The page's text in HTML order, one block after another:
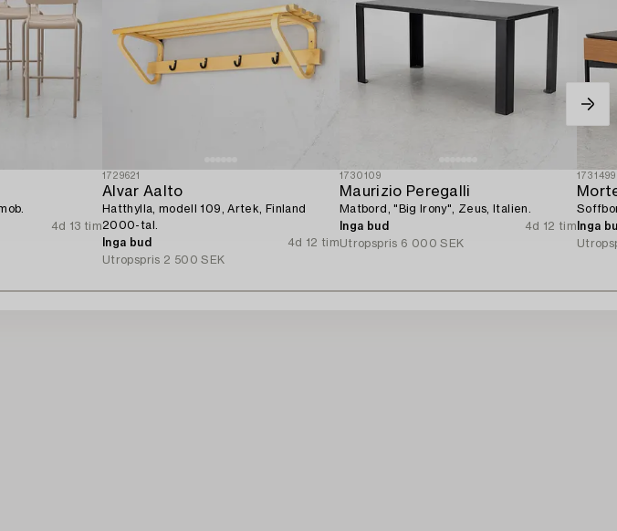
4d 13 tim
1729621
Alvar Aalto
Hatthylla, modell 109, Artek, Finland
2000-tal.
Inga bud
4d 12 tim
Utropspris 2 500 SEK
1730109
Maurizio Peregalli
Matbord, "Big Irony", Zeus, Italien.
Inga bud
4d 12 tim
Utropspris 6 000 SEK
1731499
Inga